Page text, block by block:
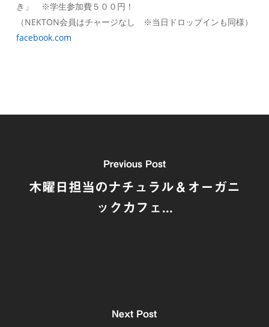
き」 ※学生参加費５００円！
（NEKTON会員はチャージなし ※当日ドロップインも同様）
facebook.com
Previous Post
木曜日担当のナチュラル＆オーガニ
ックカフェ...
Next Post